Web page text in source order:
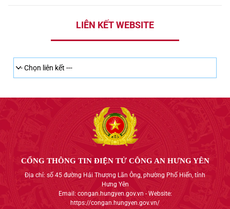
LIÊN KẾT WEBSITE
CỔNG THÔNG TIN ĐIỆN TỬ CÔNG AN HƯNG YÊN
Địa chỉ: số 45 đường Hải Thượng Lãn Ông, phường Phố Hiến, tỉnh
Hưng Yên
Email: congan.hungyen.gov.vn - Website:
https://congan.hungyen.gov.vn/